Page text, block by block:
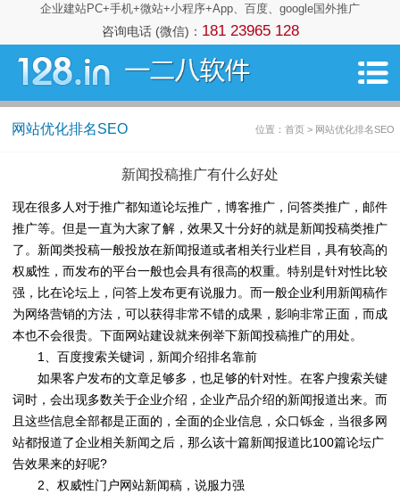
企业建站PC+手机+微站+小程序+App、百度、google国外推广
咨询电话 (微信)： 181 23965 128
网站优化排名SEO 位置：首页 > 网站优化排名SEO
新闻投稿推广有什么好处
现在很多人对于推广都知道论坛推广，博客推广，问答类推广，邮件
推广等。但是一直为大家了解，效果又十分好的就是新闻投稿类推广
了。新闻类投稿一般投放在新闻报道或者相关行业栏目，具有较高的
权威性，而发布的平台一般也会具有很高的权重。特别是针对性比较
强，比在论坛上，问答上发布更有说服力。而一般企业利用新闻稿作
为网络营销的方法，可以获得非常不错的成果，影响非常正面，而成
本也不会很贵。下面网站建设就来例举下新闻投稿推广的用处。
1、百度搜索关键词，新闻介绍排名靠前
如果客户发布的文章足够多，也足够的针对性。在客户搜索关键
词时，会出现多数关于企业介绍，企业产品介绍的新闻报道出来。而
且这些信息全部都是正面的，全面的企业信息，众口铄金，当很多网
站都报道了企业相关新闻之后，那么该十篇新闻报道比100篇论坛广
告效果来的好呢?
2、权威性门户网站新闻稿，说服力强